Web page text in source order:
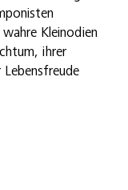
Kleinodien
ihrer